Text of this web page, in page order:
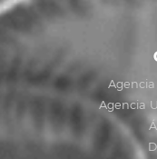
Agencia